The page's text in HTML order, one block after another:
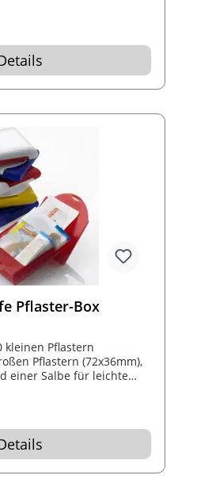
Pflaster-Box
kleinen Pflastern
Pflastern (72x36mm),
einer Salbe für leichte